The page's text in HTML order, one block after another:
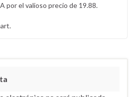
por el valioso precio de 19.88.